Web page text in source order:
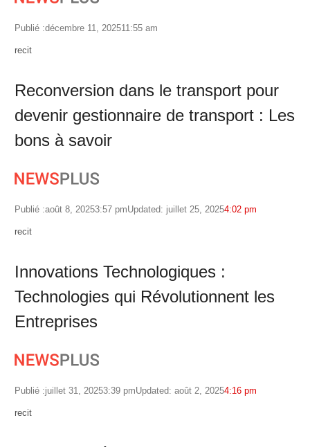
Publié :décembre 11, 202511:55 am
Author
recit
Reconversion dans le transport pour
devenir gestionnaire de transport : Les
bons à savoir
Publié :août 8, 20253:57 pmUpdated: juillet 25, 20254:02 pm
Author
recit
Innovations Technologiques :
Technologies qui Révolutionnent les
Entreprises
Publié :juillet 31, 20253:39 pmUpdated: août 2, 20254:16 pm
Author
recit